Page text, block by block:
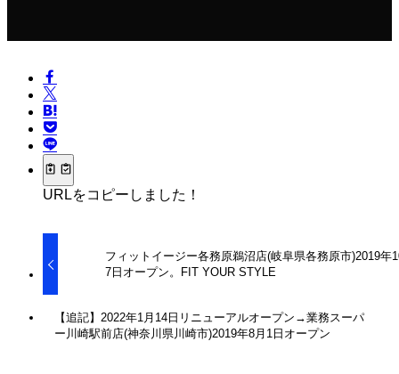
URLをコピーしました！
フィットイージー各務原鵜沼店(岐阜県各務原市)2019年
7日オープン。FIT YOUR STYLE
【追記】2022年1月14日リニューアルオープン→業務スーパ
ー川崎駅前店(神奈川県川崎市)2019年8月1日オープン